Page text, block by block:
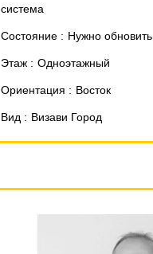
система
Состояние Нужно обновить
Этаж Одноэтажный
Ориентация Восток
Вид Визави Город